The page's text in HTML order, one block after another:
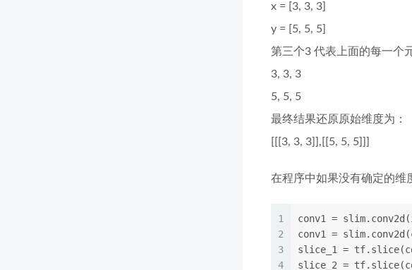
x = [3, 3, 3]
y = [5, 5, 5]
第三个3 代表上面的每一个
3, 3, 3
5, 5, 5
最终结果还原原始维度为：
[[[3, 3, 3]],[[5, 5, 5]]]
在程序中如果没有确定的维
1
2
3
4
conv1 =
conv1 =
slice_1 =
slice_2 =